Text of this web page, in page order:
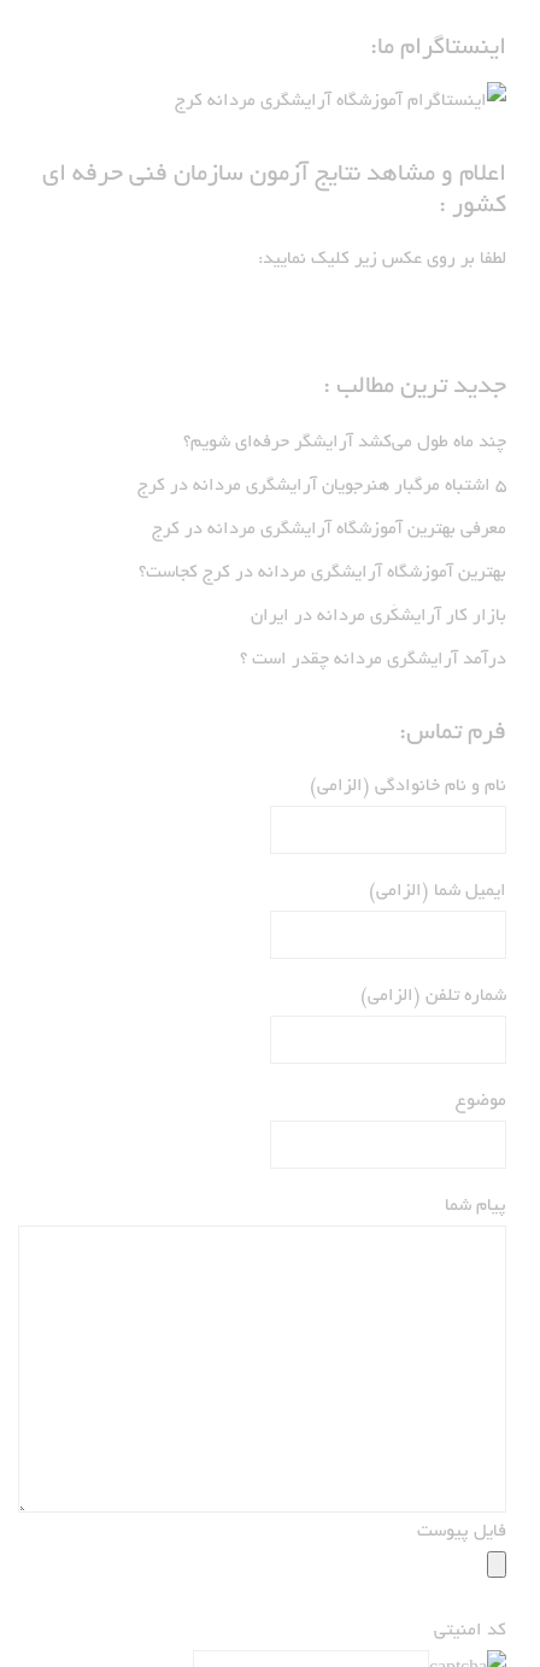
اینستاگرام ما:
اعلام و مشاهد نتایج آزمون سازمان فنی حرفه ای
کشور :
لطفا بر روی عکس زیر کلیک نمایید:
جدید ترین مطالب :
چند ماه طول می‌کشد آرایشگر حرفه‌ای شویم؟
5 اشتباه مرگبار هنرجویان آرایشگری مردانه در کرج
معرفی بهترین آموزشگاه آرایشگری مردانه در کرج
بهترین آموزشگاه آرایشگری مردانه در کرج کجاست؟
بازار كار آرايشكَرى مردانه در ايران
درآمد آرایشگری مردانه چقدر است ؟
فرم تماس:
نام و نام خانوادگی (الزامی)
ایمیل شما (الزامی)
شماره تلفن (الزامی)
موضوع
پیام شما
فایل پیوست
کد امنیتی